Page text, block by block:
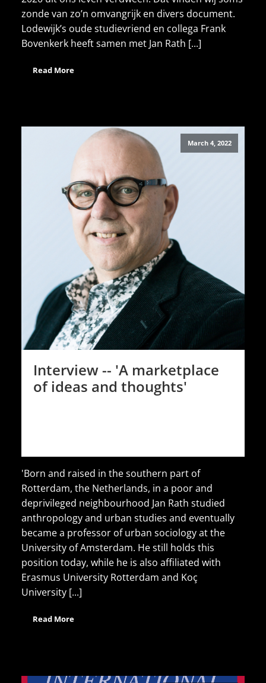
zonde van zo’n omvangrijk en divers document.
Lodewijk’s oude studievriend en collega Frank
Bovenkerk heeft samen met Jan Rath [...]
Read More
March 4, 2022
Interview -- 'A marketplace
of ideas and thoughts'
'Born and raised in the southern part of
Rotterdam, the Netherlands, in a poor and
deprivileged neighbourhood Jan Rath studied
anthropology and urban studies and eventually
became a professor of urban sociology at the
University of Amsterdam. He still holds this
position today, while he is also affiliated with
Erasmus University Rotterdam and Koç
University [...]
Read More